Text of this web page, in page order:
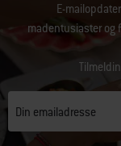
E-
madentusiaster og
Din emailadresse